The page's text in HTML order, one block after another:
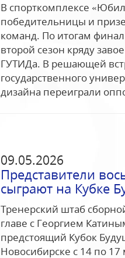
В спорткомплексе
победительницы и
команд. По итогам
второй сезон кряду
ГУТИДа. В решающей
государственного
дизайна переиграли
09.05.2026
Представители
сыграют на Кубке
Тренерский штаб
главе с Георгием
предстоящий Кубок
Новосибирске с 14 по